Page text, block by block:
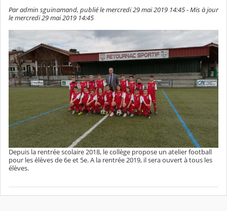
Par admin sguinamand, publié le mercredi 29 mai 2019 14:45 - Mis à jour
le mercredi 29 mai 2019 14:45
Depuis la rentrée scolaire 2018, le collège propose un atelier football
pour les élèves de 6e et 5e. A la rentrée 2019, il sera ouvert à tous les
élèves.